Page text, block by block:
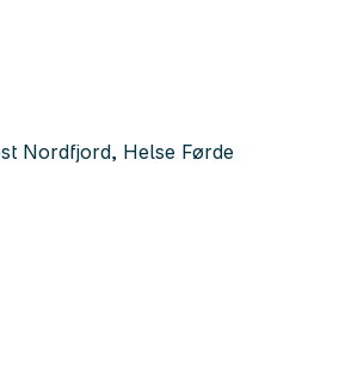
Nordfjord, Helse Førde